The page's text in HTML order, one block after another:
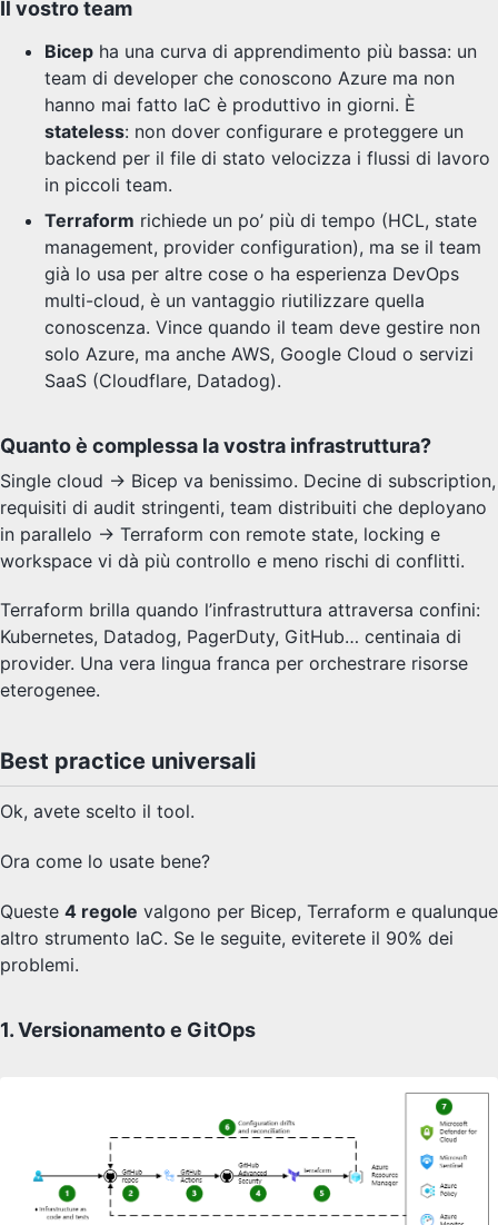
Il vostro team
Bicep ha una curva di apprendimento più bassa: un
team di developer che conoscono Azure ma non
hanno mai fatto IaC è produttivo in giorni. È
stateless: non dover configurare e proteggere un
backend per il file di stato velocizza i flussi di lavoro
in piccoli team.
Terraform richiede un po’ più di tempo (HCL, state
management, provider configuration), ma se il team
già lo usa per altre cose o ha esperienza DevOps
multi-cloud, è un vantaggio riutilizzare quella
conoscenza. Vince quando il team deve gestire non
solo Azure, ma anche AWS, Google Cloud o servizi
SaaS (Cloudflare, Datadog).
Quanto è complessa la vostra infrastruttura?
Single cloud → Bicep va benissimo. Decine di subscription,
requisiti di audit stringenti, team distribuiti che deployano
in parallelo → Terraform con remote state, locking e
workspace vi dà più controllo e meno rischi di conflitti.
Terraform brilla quando l’infrastruttura attraversa confini:
Kubernetes, Datadog, PagerDuty, GitHub… centinaia di
provider. Una vera lingua franca per orchestrare risorse
eterogenee.
Best practice universali
Ok, avete scelto il tool.
Ora come lo usate bene?
Queste 4 regole valgono per Bicep, Terraform e qualunque
altro strumento IaC. Se le seguite, eviterete il 90% dei
problemi.
1. Versionamento e GitOps